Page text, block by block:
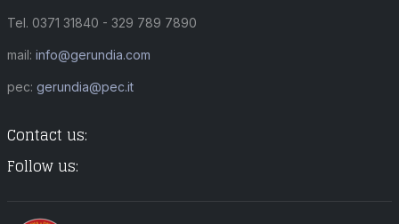
Tel. 0371 31840 - 329 789 7890
mail: info@gerundia.com
pec: gerundia@pec.it
Contact us:
Follow us: